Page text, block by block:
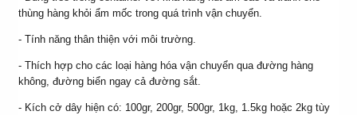
thùng hàng khỏi ẩm mốc trong quá trình vận chuyển.
- Tính năng thân thiện với môi trường.
- Thích hợp cho các loại hàng hóa vận chuyển qua đường hàng
không, đường biển ngay cả đường sắt.
- Kích cở dây hiện có: 100gr, 200gr, 500gr, 1kg, 1.5kg hoặc 2kg tùy